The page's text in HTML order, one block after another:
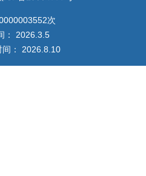
次
： 2026 3 5
： 2026 8 10